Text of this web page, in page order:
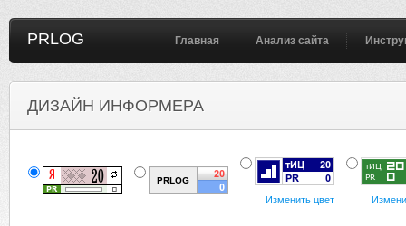
PRLOG Главная Анализ сайта
ДИЗАЙН ИНФОРМЕРА
Изменить цвет